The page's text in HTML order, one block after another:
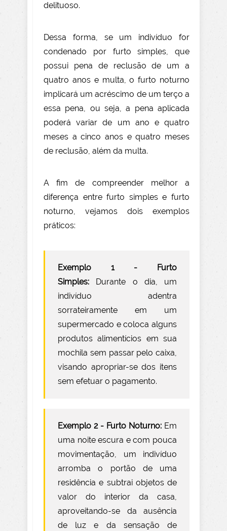
delituoso.
Dessa forma, se um indivíduo for
condenado por furto simples, que
possui pena de reclusão de um a
quatro anos e multa, o furto noturno
implicará um acréscimo de um terço a
essa pena, ou seja, a pena aplicada
poderá variar de um ano e quatro
meses a cinco anos e quatro meses
de reclusão, além da multa.
A fim de compreender melhor a
diferença entre furto simples e furto
noturno, vejamos dois exemplos
práticos:
Exemplo 1 - Furto
Simples: Durante o dia, um
indivíduo adentra
sorrateiramente em um
supermercado e coloca alguns
produtos alimentícios em sua
mochila sem passar pelo caixa,
visando apropriar-se dos itens
sem efetuar o pagamento.
Exemplo 2 - Furto Noturno: Em
uma noite escura e com pouca
movimentação, um indivíduo
arromba o portão de uma
residência e subtrai objetos de
valor do interior da casa,
aproveitando-se da ausência
de luz e da sensação de